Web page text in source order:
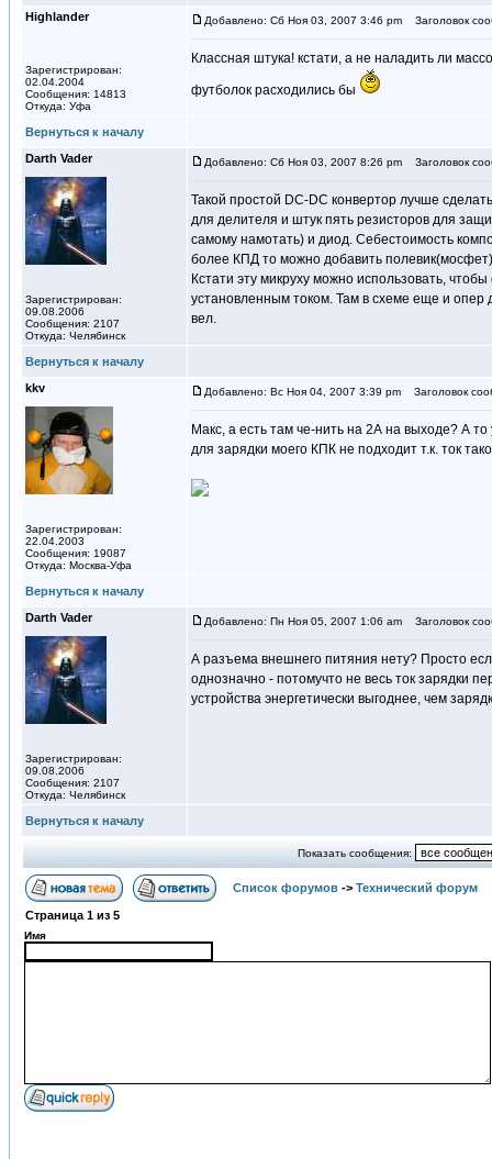
Highlander
Зарегистрирован:
02.04.2004
Сообщения: 14813
Откуда: Уфа
Добавлено: Сб Ноя 03, 2007 3:46 pm Заголовок
Классная штука! кстати, а не наладить ли
футболок расходились бы
Вернуться к началу
Darth Vader
Зарегистрирован:
09.08.2006
Сообщения: 2107
Откуда: Челябинск
Добавлено: Сб Ноя 03, 2007 8:26 pm Заголовок
Такой простой DC-DC конвертор лучше
для делителя и штук пять резисторов для
самому намотать) и диод. Себестоимость
более КПД то можно добавить полевик(мосфет)
Кстати эту микруху можно использовать,
установленным током. Там в схеме еще и опер
вел.
Вернуться к началу
kkv
Зарегистрирован:
22.04.2003
Сообщения: 19087
Откуда: Москва-Уфа
Добавлено: Вс Ноя 04, 2007 3:39 pm Заголовок
Макс, а есть там че-нить на 2А на выходе? А
для зарядки моего КПК не подходит т.к. ток
Вернуться к началу
Darth Vader
Зарегистрирован:
09.08.2006
Сообщения: 2107
Откуда: Челябинск
Добавлено: Пн Ноя 05, 2007 1:06 am Заголовок
А разъема внешнего питяния нету? Просто
однозначно - потомучто не весь ток зарядки
устройства энергетически выгоднее, чем
Вернуться к началу
Показать сообщения:
Список форумов -> Технический форум
Страница 1 из 5
Имя